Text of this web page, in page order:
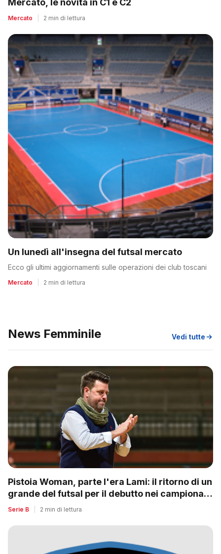
Mercato, le novità in C1 e C2
Mercato 2 min di lettura
Un lunedì all'insegna del futsal mercato
Ecco gli ultimi aggiornamenti sulle operazioni dei club toscani
Mercato 2 min di lettura
News Femminile Vedi tutte
Pistoia Woman, parte l'era Lami: il ritorno di un
grande del futsal per il debutto nei campionati
nazionali
Serie B 2 min di lettura